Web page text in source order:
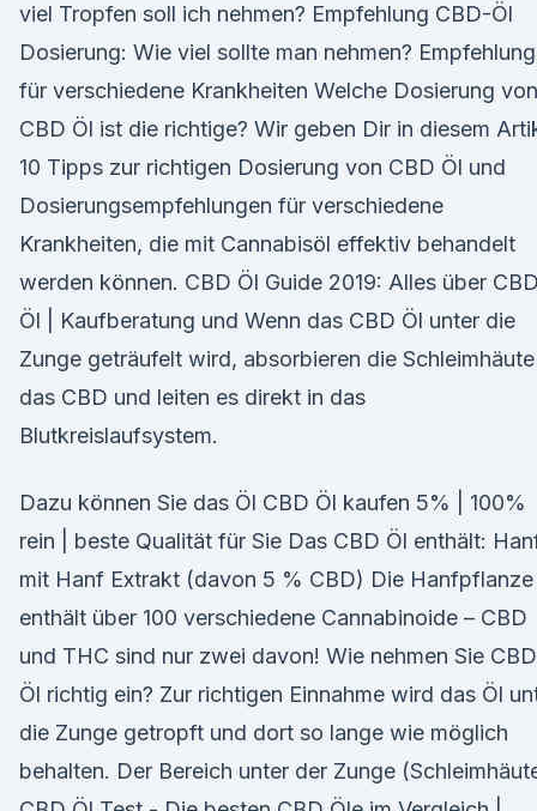
viel Tropfen soll ich nehmen? Empfehlung CBD-Öl
Dosierung: Wie viel sollte man nehmen?
für verschiedene Krankheiten Welche Dosierung von
CBD Öl ist die richtige? Wir geben Dir in diesem
10 Tipps zur richtigen Dosierung von CBD Öl und
Dosierungsempfehlungen für verschiedene
Krankheiten, die mit Cannabisöl effektiv behandelt
werden können. CBD Öl Guide 2019: Alles über CBD
Öl | Kaufberatung und Wenn das CBD Öl unter die
Zunge geträufelt wird, absorbieren die Schleimhäute
das CBD und leiten es direkt in das
Blutkreislaufsystem.
Dazu können Sie das Öl CBD Öl kaufen 5% | 100%
rein | beste Qualität für Sie Das CBD Öl enthält:
mit Hanf Extrakt (davon 5 % CBD) Die Hanfpflanze
enthält über 100 verschiedene Cannabinoide – CBD
und THC sind nur zwei davon! Wie nehmen Sie CBD
Öl richtig ein? Zur richtigen Einnahme wird das Öl
die Zunge getropft und dort so lange wie möglich
behalten. Der Bereich unter der Zunge